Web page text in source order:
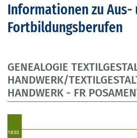
Informationen zu Aus-
Fortbildungsberufen
GENEALOGIE
HANDWERK/
HANDWERK - FR